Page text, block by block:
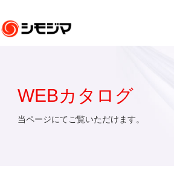
WEBカタログ
当ページにてご覧いただけます。